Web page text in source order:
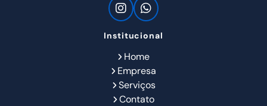
Institucional
Home
Empresa
Serviços
Contato